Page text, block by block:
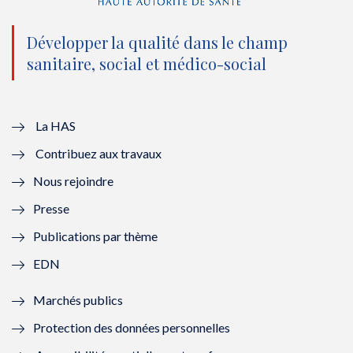
n
o
u
l
l
f
n
ê
(
n
o
e
e
n
n
o
u
ê
(
n
o
Développer la qualité dans le champ
sanitaire, social et médico-social
La HAS
Contribuez aux travaux
Nous rejoindre
Presse
Publications par thème
EDN
Marchés publics
Protection des données personnelles